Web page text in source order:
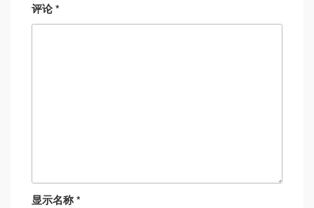
评论*
显示名称*